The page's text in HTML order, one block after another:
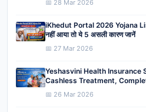
📅 28 Mar 2026
iKhedut Portal 2026 Yojana
नहीं आया तो ये 5 असली कारण जानें
📅 27 Mar 2026
Yeshasvini Health Insurance
Cashless Treatment,
📅 26 Mar 2026